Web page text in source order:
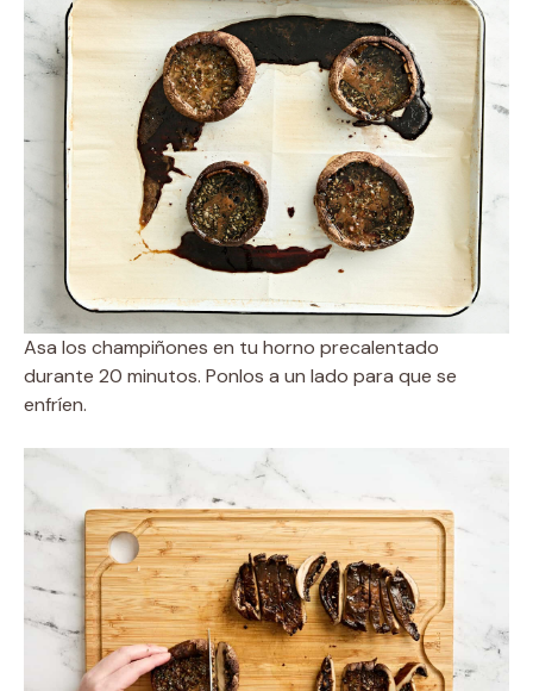
Asa los champiñones en tu horno precalentado
durante 20 minutos. Ponlos a un lado para que se
enfríen.